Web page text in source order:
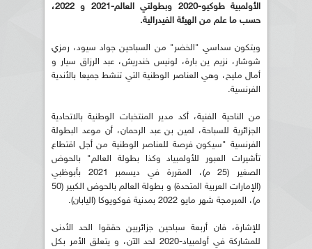
الأولمبية طوكيو-2020 وبطولتي العالم-2021 و 2022،
حسب ما علم من الهيئة الفيدرالية.
ويتكون سداسي "الخضر" من السباحين جواد سيود، رمزي
شوشار، نزيم ين بارة، لونيس خندريش، عبد الرزاق سيار و
أمال مليح، وهي العناصر الوطنية التي تنشط جميعا بالأندية
الفرنسية.
من الناحية الفنية، أكد مدير المنتخبات الوطنية بالاتحادية
الجزائرية للسباحة، لمين بن عبد الرحمان، أن موعد البطولة
الفرنسية "سيكون فرصة للعناصر الوطنية من أجل اقتطاع
تأشيرات العبور للأولمبياد وكذا بطولة العالم" بالحوض
الصغير (25 م)، المقررة في ديسمبر 2021 بأبوظبي
(الإمارات العربية المتحدة) و بطولة العالم بالحوض الكبير (50
م)، المبرمجة شهر مايو 2022 بمدنية فوكويوكا (اليابان).
للإشارة، فان أربعة سباحين جزائريين حققوا الحد الأدنى
للمشاركة في أولمبياد-2020 لحد الآن، و يتعلق الأمر بكل